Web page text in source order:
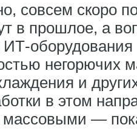
совсем скоро
в прошлое, а
оборудования
негорючих
и
в этом
—